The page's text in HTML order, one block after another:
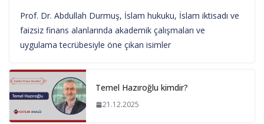
Prof. Dr. Abdullah Durmuş, İslam hukuku, İslam iktisadı ve
faizsiz finans alanlarında akademik çalışmaları ve
uygulama tecrübesiyle öne çıkan isimler
Temel Hazıroğlu kimdir?
21.12.2025